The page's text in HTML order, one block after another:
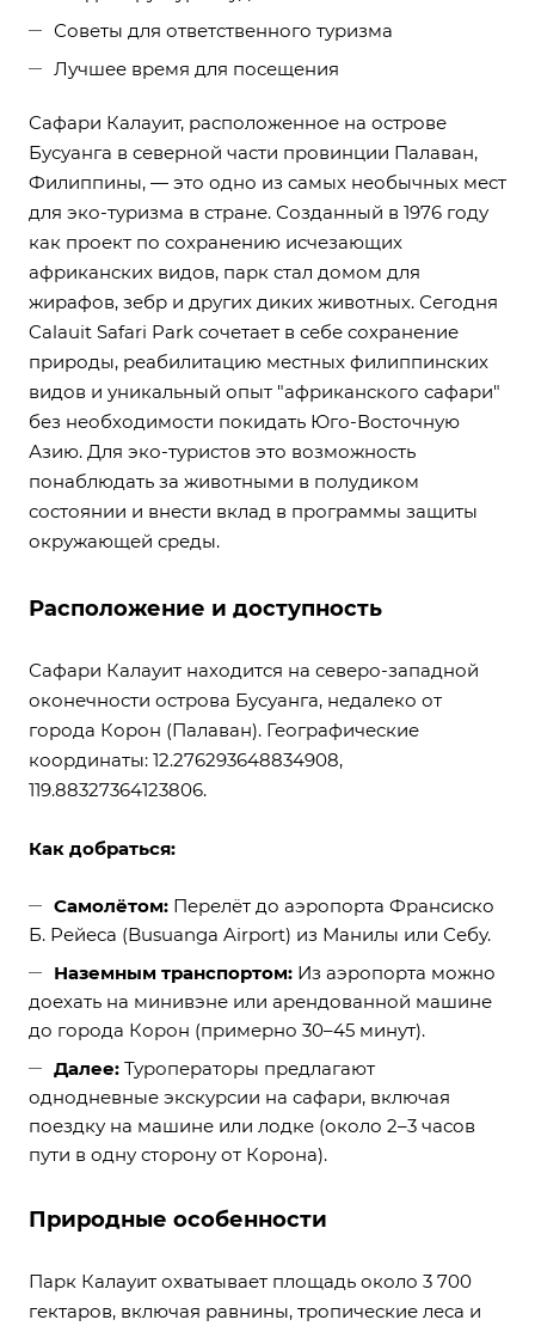
Советы для ответственного туризма
Лучшее время для посещения
Сафари Калауит, расположенное на острове
Бусуанга в северной части провинции Палаван,
Филиппины, — это одно из самых необычных мест
для эко-туризма в стране. Созданный в 1976 году
как проект по сохранению исчезающих
африканских видов, парк стал домом для
жирафов, зебр и других диких животных. Сегодня
Calauit Safari Park сочетает в себе сохранение
природы, реабилитацию местных филиппинских
видов и уникальный опыт "африканского сафари"
без необходимости покидать Юго-Восточную
Азию. Для эко-туристов это возможность
понаблюдать за животными в полудиком
состоянии и внести вклад в программы защиты
окружающей среды.
Расположение и доступность
Сафари Калауит находится на северо-западной
оконечности острова Бусуанга, недалеко от
города Корон (Палаван). Географические
координаты: 12.276293648834908,
119.88327364123806.
Как добраться:
Самолётом: Перелёт до аэропорта Франсиско
Б. Рейеса (Busuanga Airport) из Манилы или Себу.
Наземным транспортом: Из аэропорта можно
доехать на минивэне или арендованной машине
до города Корон (примерно 30–45 минут).
Далее: Туроператоры предлагают
однодневные экскурсии на сафари, включая
поездку на машине или лодке (около 2–3 часов
пути в одну сторону от Корона).
Природные особенности
Парк Калауит охватывает площадь около 3 700
гектаров, включая равнины, тропические леса и